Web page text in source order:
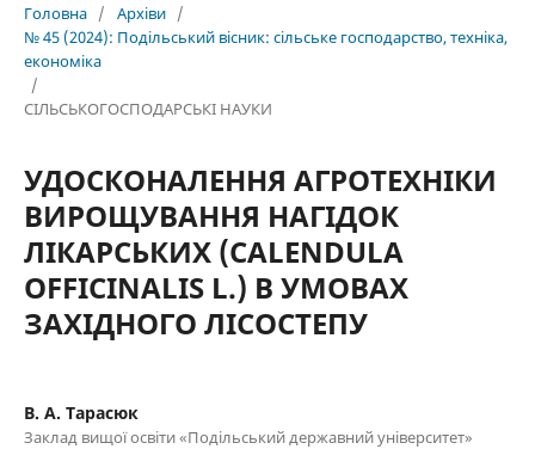
Головна / Архіви /
№ 45 (2024): Подільський вісник: сільське господарство, техніка,
економіка
/
СІЛЬСЬКОГОСПОДАРСЬКІ НАУКИ
УДОСКОНАЛЕННЯ АГРОТЕХНІКИ
ВИРОЩУВАННЯ НАГІДОК
ЛІКАРСЬКИХ (CALENDULA
OFFICINALIS L.) В УМОВАХ
ЗАХІДНОГО ЛІСОСТЕПУ
В. А. Тарасюк
Заклад вищої освіти «Подільський державний університет»